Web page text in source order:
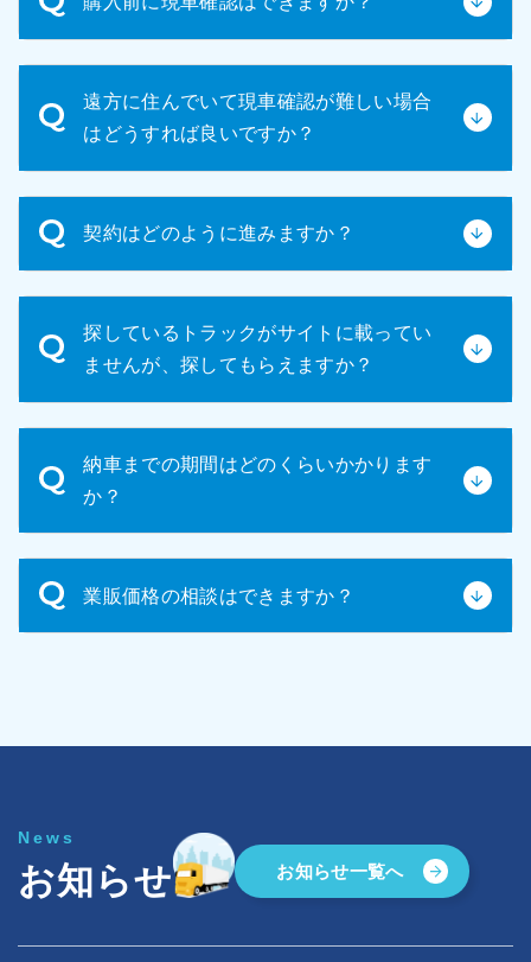
確認をお願いしております。実際に車輛の状態を確
認いただき、ご納得いただいた上でご購入いただく
ことを強くお勧めしています。
遠方に住んでいて現車確認が難しい場合
はどうすれば良いですか？
をお送りいたします。ご希望の箇所を具体的にお申
し付けください。可能な限り詳細な情報を提供させ
契約はどのように進みますか？
な売買契約書を締結いたします。契約内容をよくご
確認の上、ご署名・ご捺印ください。
探しているトラックがサイトに載ってい
ませんが、探してもらえますか？
のメーカー、車種、年式、その他条件などをお知ら
せください。
納車までの期間はどのくらいかかります
か？
1~2週間程度です。
業販価格の相談はできますか？
News
お知らせ お知らせ一覧へ